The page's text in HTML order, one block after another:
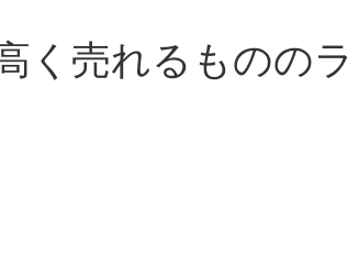
く売れるものの